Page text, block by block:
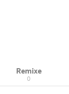
Remixe
0